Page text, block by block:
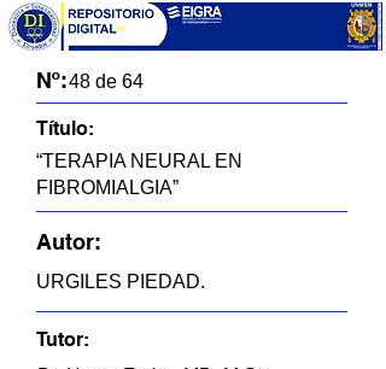
Nº:48 de 64
Título:
“TERAPIA NEURAL EN
FIBROMIALGIA”
Autor:
URGILES PIEDAD.
Tutor: